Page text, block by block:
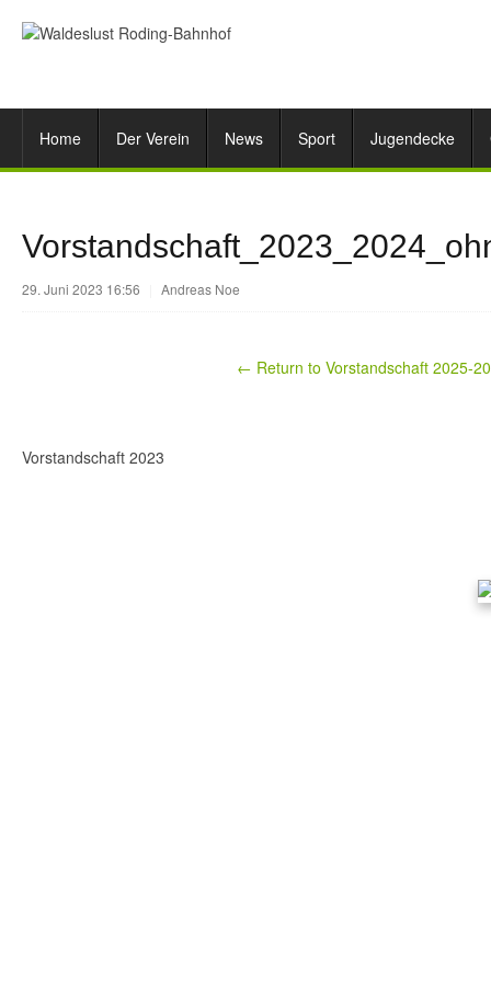
Home Der Verein News Sport Jugendecke
29. Juni 2023 16:56 Andreas Noe
← Return to Vorstandschaft 2025-
Vorstandschaft 2023